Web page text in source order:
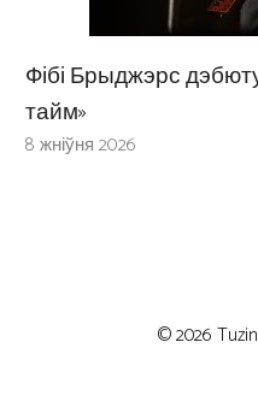
Фібі Брыджэрс
тайм»
8 жніўня 2026
© 2026